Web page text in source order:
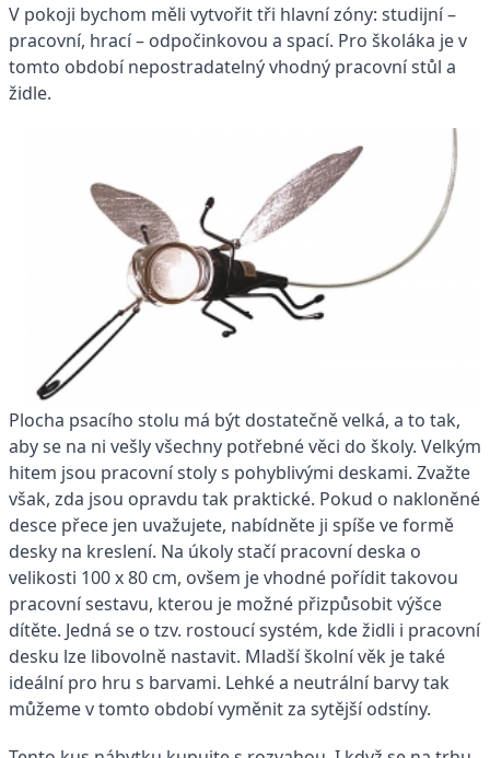
V pokoji bychom měli vytvořit tři hlavní zóny: studijní –
pracovní, hrací – odpočinkovou a spací. Pro školáka je v
tomto období nepostradatelný vhodný pracovní stůl a
židle.
Plocha psacího stolu má být dostatečně velká, a to tak,
aby se na ni vešly všechny potřebné věci do školy. Velkým
hitem jsou pracovní stoly s pohyblivými deskami. Zvažte
však, zda jsou opravdu tak praktické. Pokud o nakloněné
desce přece jen uvažujete, nabídněte ji spíše ve formě
desky na kreslení. Na úkoly stačí pracovní deska o
velikosti 100 x 80 cm, ovšem je vhodné pořídit takovou
pracovní sestavu, kterou je možné přizpůsobit výšce
dítěte. Jedná se o tzv. rostoucí systém, kde židli i pracovní
desku lze libovolně nastavit. Mladší školní věk je také
ideální pro hru s barvami. Lehké a neutrální barvy tak
můžeme v tomto období vyměnit za sytější odstíny.